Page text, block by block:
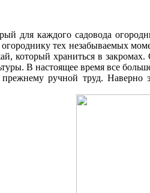
для каждого садовода
огороднику тех незабываемых
который храниться в
В настоящее время все
ручной труд. Наверно